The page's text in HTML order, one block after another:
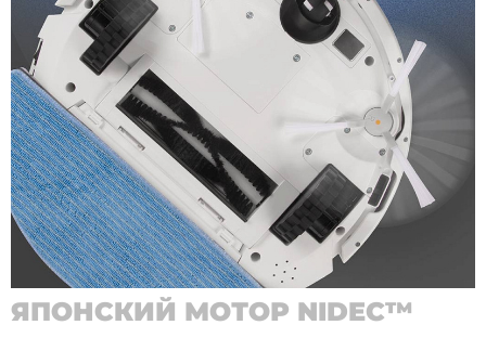
ЯПОНСКИЙ МОТОР NIDEC™